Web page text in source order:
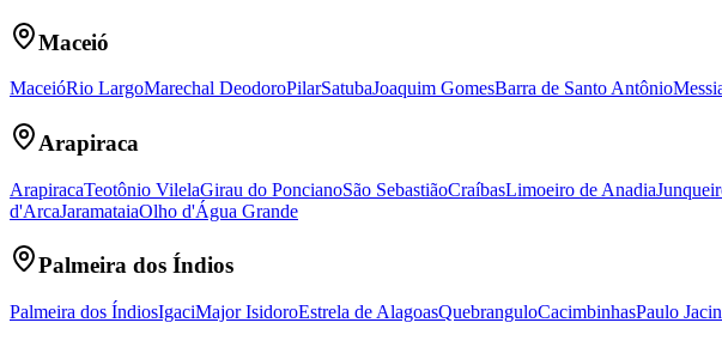
Maceió
MaceióRio LargoMarechal DeodoroPilarSatubaJoaquim GomesBarra de Santo Antônio
Arapiraca
ArapiracaTeotônio VilelaGirau do PoncianoSão SebastiãoCraíbasLimoeiro de Anadia
d'ArcaJaramataiaOlho d'Água Grande
Palmeira dos Índios
Palmeira dos ÍndiosIgaciMajor IsidoroEstrela de AlagoasQuebranguloCacimbinhasPaulo